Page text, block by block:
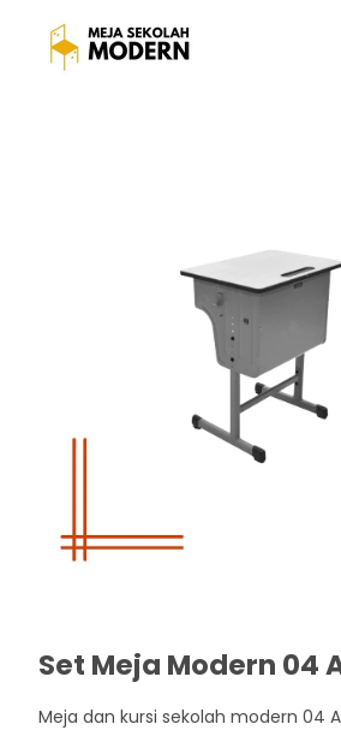
Harga Meja Sekolah
Set Meja Modern 04
Meja dan kursi sekolah modern 04